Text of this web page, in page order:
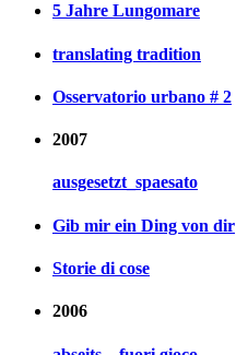
5 Jahre Lungomare
translating tradition
Osservatorio urbano # 2
2007
ausgesetzt_spaesato
Gib mir ein Ding von dir
Storie di cose
2006